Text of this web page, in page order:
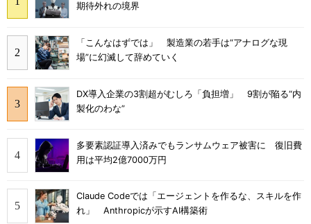
期待外れの境界
「こんなはずでは」 製造業の若手は“アナログな現
場”に幻滅して辞めていく
DX導入企業の3割超がむしろ「負担増」 9割が陥る“内
製化のわな”
多要素認証導入済みでもランサムウェア被害に 復旧費
用は平均2億7000万円
Claude Codeでは「エージェントを作るな、スキルを作
れ」 Anthropicが示すAI構築術